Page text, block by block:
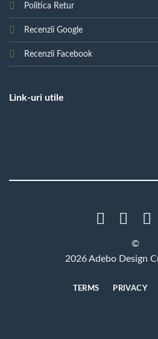
Politica Retur
Recenzii Google
Recenzii Facebook
Link-uri utile
©
2026 Adebo Design
TERMS PRIVACY